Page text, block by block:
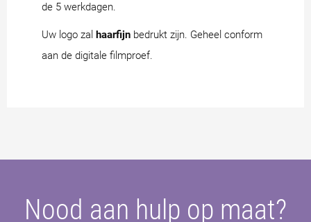
de 5 werkdagen.
Uw logo zal haarfijn bedrukt zijn. Geheel conform
aan de digitale filmproef.
Nood aan hulp op maat?